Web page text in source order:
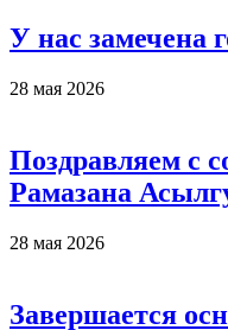
У нас замечена
28 мая 2026
Поздравляем с
Рамазана
28 мая 2026
Завершается